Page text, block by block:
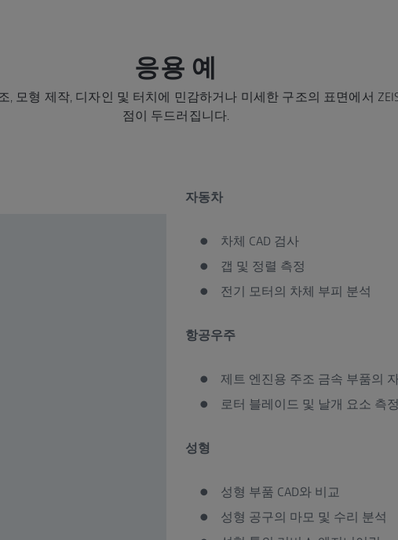
응용 예
, 모형 제작, 디자인 및 터치에 민감하거나 미세한 구조의 표면에서
점이 두드러집니다.
자동차
차체 CAD 검사
갭 및 정렬 측정
전기 모터의 차체 부피 분석
항공우주
제트 엔진용 주조 금속 부품의
로터 블레이드 및 날개 요소 측정
성형
성형 부품 CAD와 비교
성형 공구의 마모 및 수리 분석